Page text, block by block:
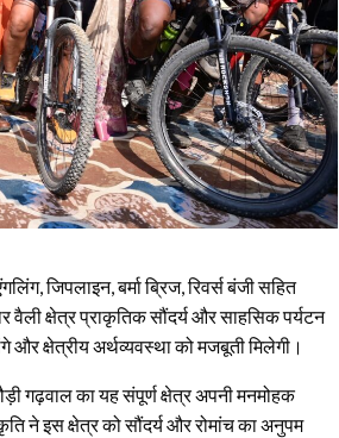
जिपलाइन, बर्मा ब्रिज, रिवर्स बंजी सहित
क्षेत्र प्राकृतिक सौंदर्य और साहसिक पर्यटन
क्षेत्रीय अर्थव्यवस्था को मजबूती मिलेगी।
गढ़वाल का यह संपूर्ण क्षेत्र अपनी मनमोहक
ने इस क्षेत्र को सौंदर्य और रोमांच का अनुपम